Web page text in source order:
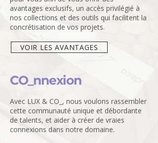
avantages exclusifs, un accès privilégié à
nos collections et des outils qui facilitent la
concrétisation de vos projets.
VOIR LES AVANTAGES
CO_nnexion
Avec LUX & CO_, nous voulons rassembler
cette communauté unique et débordante
de talents, et aider à créer de vraies
connexions dans notre domaine.